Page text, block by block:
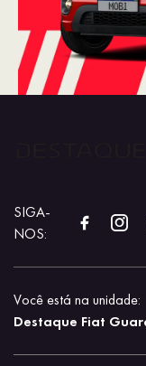
SIGA-
NOS:
Você está na unidade:
Destaque Fiat